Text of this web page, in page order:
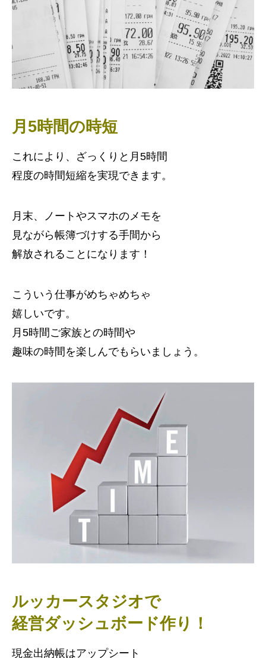
月5時間の時短
これにより、ざっくりと月5時間
程度の時間短縮を実現できます。
月末、ノートやスマホのメモを
見ながら帳簿づけする手間から
解放されることになります！
こういう仕事がめちゃめちゃ
嬉しいです。
月5時間ご家族との時間や
趣味の時間を楽しんでもらいましょう。
ルッカースタジオで
経営ダッシュボード作り！
現金出納帳はアップシート